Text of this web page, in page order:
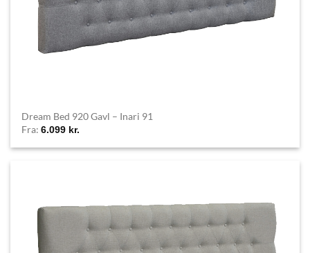
Dream Bed 920 Gavl – Inari 91
Fra:6.099 kr.